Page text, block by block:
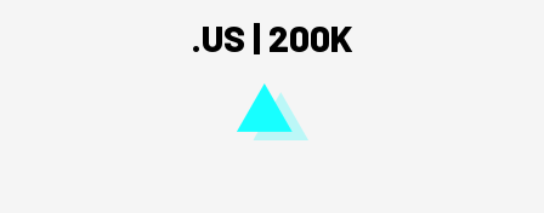
.US | 200K